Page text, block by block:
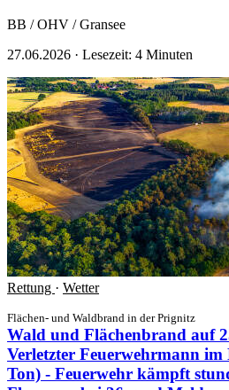
BB / OHV / Gransee
27.06.2026 · Lesezeit: 4 Minuten
Rettung · Wetter
Flächen- und Waldbrand in der Prignitz
Wald und Flächenbrand auf
Verletzter Feuerwehrmann
Ton) - Feuerwehr kämpft